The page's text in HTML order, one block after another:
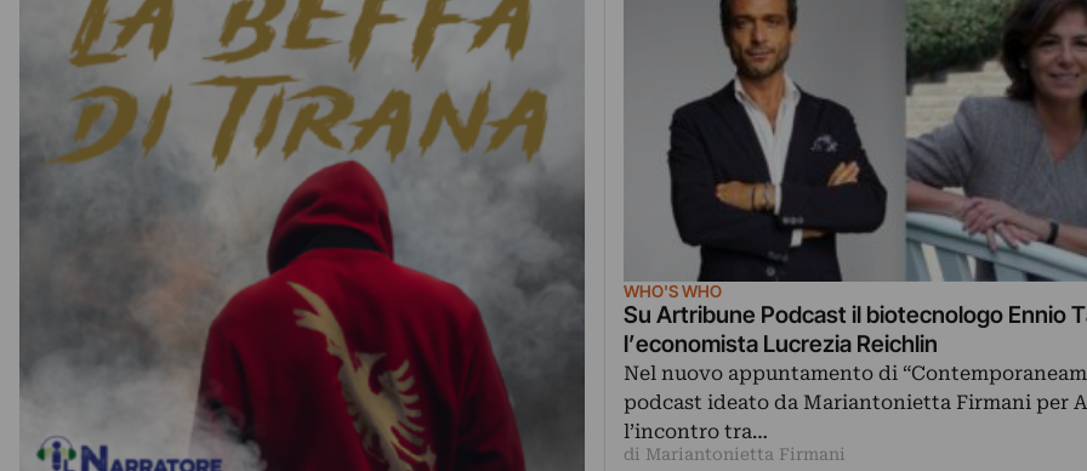
WHO'S WHO
Su Artribune Podcast il biotecnologo Ennio
l’economista Lucrezia Reichlin
Nel nuovo appuntamento di
podcast ideato da Mariantonietta Firmani per
l’incontro tra…
di Mariantonietta Firmani